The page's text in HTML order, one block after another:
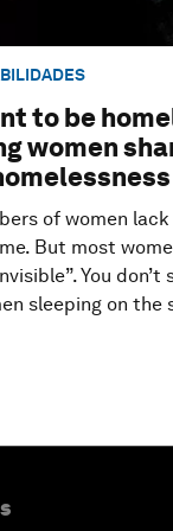
to be
women
of women
But most
You don’t
sleeping on the